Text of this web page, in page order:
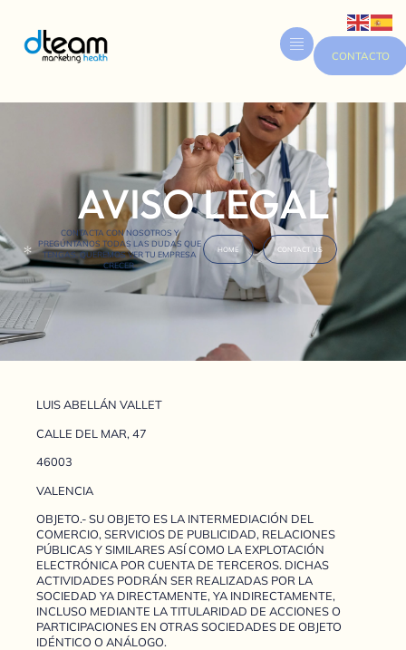
CONTACTO
AVISO LEGAL
CONTACTA CON NOSOTROS Y
PREGÚNTANOS TODAS LAS DUDAS QUE
TENGAS. QUEREMOS VER TU EMPRESA
CRECER.
HOME CONTACT US
LUIS ABELLÁN VALLET
CALLE DEL MAR, 47
46003
VALENCIA
OBJETO.- SU OBJETO ES LA INTERMEDIACIÓN DEL
COMERCIO, SERVICIOS DE PUBLICIDAD, RELACIONES
PÚBLICAS Y SIMILARES ASÍ COMO LA EXPLOTACIÓN
ELECTRÓNICA POR CUENTA DE TERCEROS. DICHAS
ACTIVIDADES PODRÁN SER REALIZADAS POR LA
SOCIEDAD YA DIRECTAMENTE, YA INDIRECTAMENTE,
INCLUSO MEDIANTE LA TITULARIDAD DE ACCIONES O
PARTICIPACIONES EN OTRAS SOCIEDADES DE OBJETO
IDÉNTICO O ANÁLOGO.